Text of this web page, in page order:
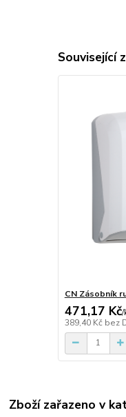
Související
CN Zásobník
471,17 Kč/
389,40 Kč bez
Zboží zařazeno v